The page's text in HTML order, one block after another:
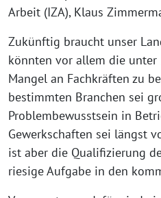
Arbeit (IZA), Klaus
Zukünftig braucht unser
könnten vor allem die unter
Mangel an Fachkräften zu
bestimmten Branchen sei
Problembewusstsein in
Gewerkschaften sei längst
ist aber die Qualifizierung
riesige Aufgabe in den